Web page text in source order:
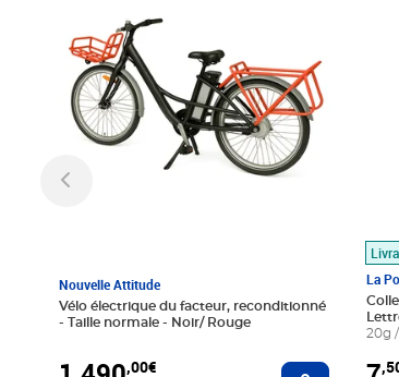
Nouvelle Attitude
Vélo électrique du facteur, reconditionné
- Taille normale - Noir/ Rouge
,00€ Ajouter au
La
20g